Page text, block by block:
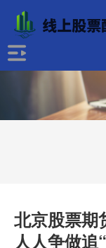
北京股票期
人人争做追